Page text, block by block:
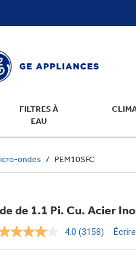
FILTRES À
EAU
ondes PEM10SFC
de 1.1 Pi. Cu. Acier
4.0 Lire
(3158)